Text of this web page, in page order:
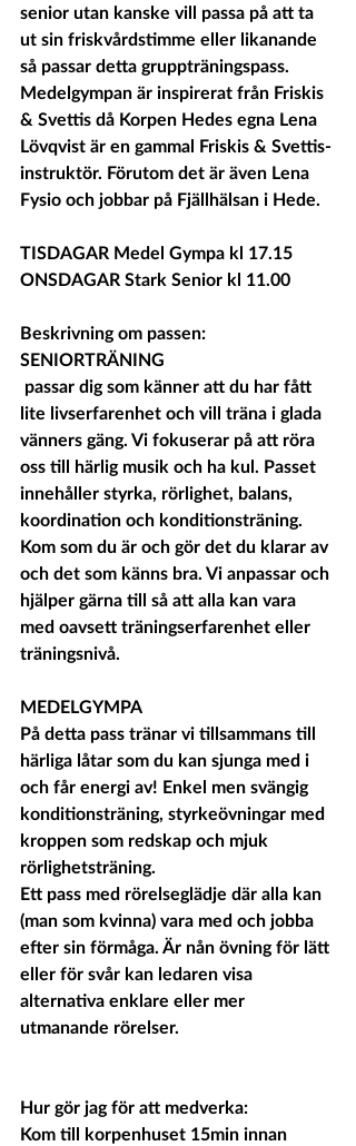
senior utan kanske vill passa på att ta
ut sin friskvårdstimme eller likanande
så passar detta gruppträningspass.
Medelgympan är inspirerat från Friskis
& Svettis då Korpen Hedes egna Lena
Lövqvist är en gammal Friskis & Svettis-
instruktör. Förutom det är även Lena
Fysio och jobbar på Fjällhälsan i Hede.
TISDAGAR Medel Gympa kl 17.15
ONSDAGAR Stark Senior kl 11.00
Beskrivning om passen:
SENIORTRÄNING
lite livserfarenhet och vill träna i glada
vänners gäng. Vi fokuserar på att röra
oss till härlig musik och ha kul. Passet
innehåller styrka, rörlighet, balans,
koordination och konditionsträning.
Kom som du är och gör det du klarar av
och det som känns bra. Vi anpassar och
hjälper gärna till så att alla kan vara
med oavsett träningserfarenhet eller
träningsnivå.
MEDELGYMPA
På detta pass tränar vi tillsammans till
härliga låtar som du kan sjunga med i
och får energi av! Enkel men svängig
konditionsträning, styrkeövningar med
kroppen som redskap och mjuk
rörlighetsträning.
Ett pass med rörelseglädje där alla kan
(man som kvinna) vara med och jobba
efter sin förmåga. Är nån övning för lätt
eller för svår kan ledaren visa
alternativa enklare eller mer
utmanande rörelser.
Hur gör jag för att medverka:
Kom till korpenhuset 15min innan